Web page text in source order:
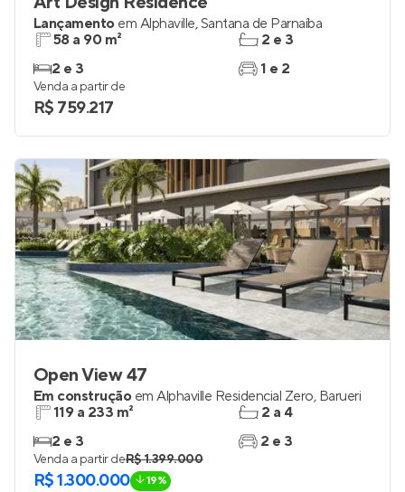
Lançamento em Alphaville,Santana de Parnaíba
58 a 90 m²
2 e 3
2 e 3
1 e 2
Venda a partir de
R$ 759.217
Open View 47
Em construção em Alphaville Residencial Zero, Barueri
119 a 233 m²
2 e 3
2 a 4
2 e 3
Venda a partir deR$ 1.399.000
R$ 1.300.000 19%